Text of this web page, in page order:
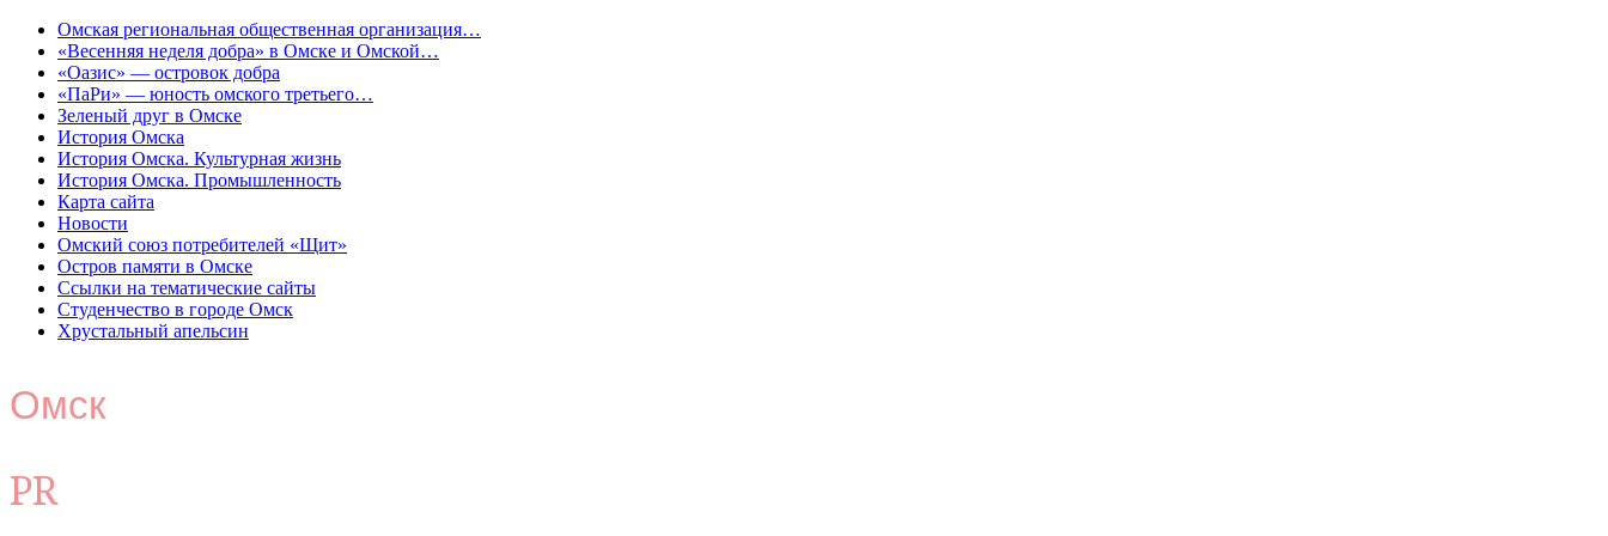
Омская региональная общественная организация…
«Весенняя неделя добра» в Омске и Омской…
«Оазис» — островок добра
«ПаРи» — юность омского третьего…
Зеленый друг в Омске
История Омска
История Омска. Культурная жизнь
История Омска. Промышленность
Карта сайта
Новости
Омский союз потребителей «Щит»
Остров памяти в Омске
Ссылки на тематические сайты
Студенчество в городе Омск
Хрустальный апельсин
Омск
PR